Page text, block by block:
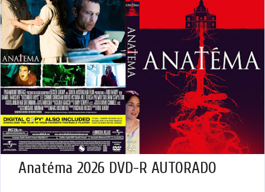
Anatéma 2026 DVD-R AUTORADO